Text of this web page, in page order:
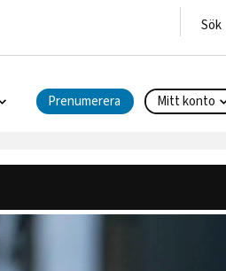
Prenumerera Mitt konto